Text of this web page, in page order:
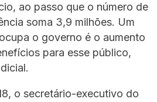
ao passo que o número de
soma 3,9 milhões. Um
o governo é o aumento
para esse público,
o secretário-executivo do